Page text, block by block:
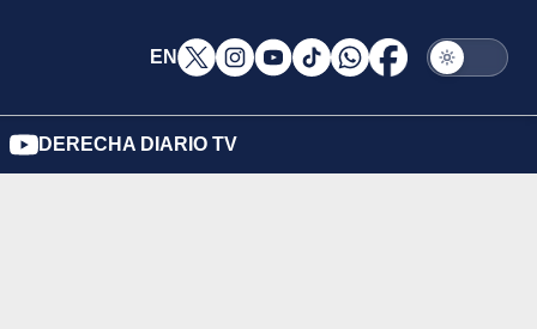
EN
DERECHA DIARIO TV